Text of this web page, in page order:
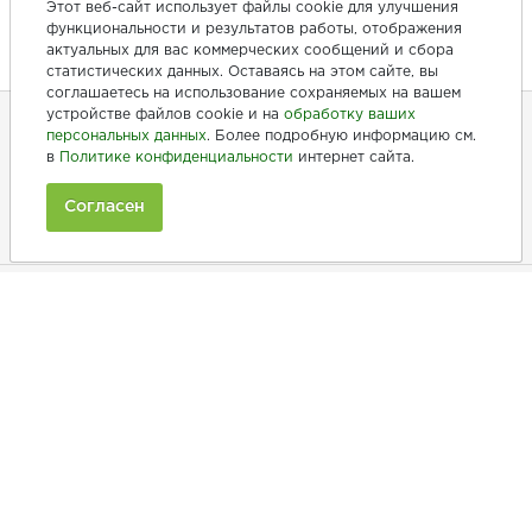
+7 (846) 275-20-10
Этот веб-сайт использует файлы cookie для улучшения
функциональности и результатов работы, отображения
актуальных для вас коммерческих сообщений и сбора
статистических данных. Оставаясь на этом сайте, вы
соглашаетесь на использование сохраняемых на вашем
устройстве файлов cookie и на обработку ваших
персональных данных. Более подробную информацию см.
в
Политике конфиденциальности интернет сайта.
Согласен